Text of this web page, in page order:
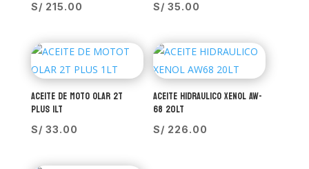
S/ 215.00 S/ 35.00
ACEITE DE MOTO OLAR 2T
PLUS 1LT
S/ 33.00
ACEITE HIDRAULICO XENOL AW-
68 20LT
S/ 226.00